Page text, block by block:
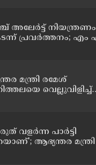
അലേര്‍ട്ട് നിയന്ത്രണം
പ്രവര്‍ത്തനം; എം
മന്ത്രി രമേശ്
വെല്ലുവിളിച്ച്
വളര്‍ന്ന പാര്‍ട്ടി
ആഭ്യന്തര